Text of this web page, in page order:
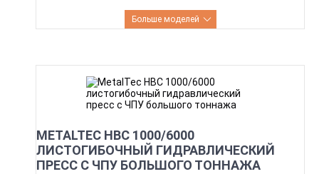
Больше моделей
METALTEC HBC 1000/6000
ЛИСТОГИБОЧНЫЙ ГИДРАВЛИЧЕСКИЙ
ПРЕСС С ЧПУ БОЛЬШОГО ТОННАЖА